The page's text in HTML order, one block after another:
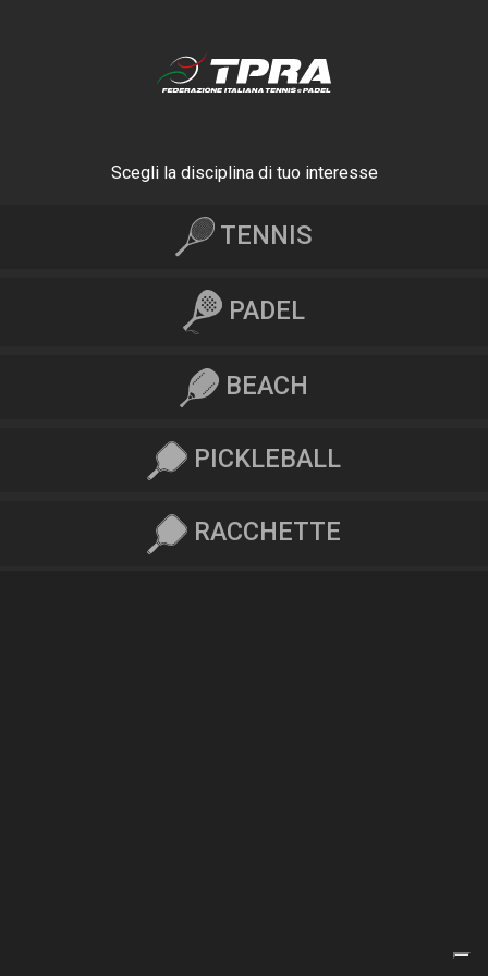
Scegli la disciplina di tuo interesse
TENNIS
PADEL
BEACH
PICKLEBALL
RACCHETTE